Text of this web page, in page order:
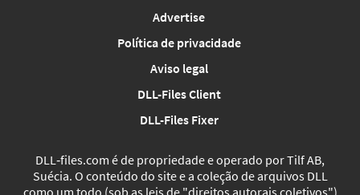
Advertise
Política de privacidade
Aviso legal
DLL-Files Client
DLL-Files Fixer
DLL‑files.com é de propriedade e operado por Tilf AB,
Suécia. O conteúdo do site e a coleção de arquivos DLL
como um todo (sob as leis de "direitos autorais coletivos")